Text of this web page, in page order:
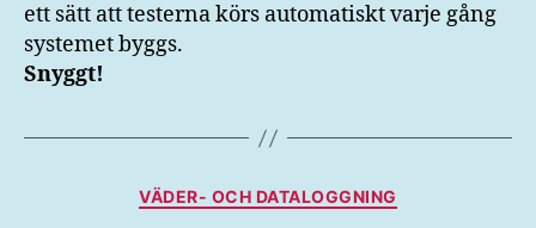
ett sätt att testerna körs automatiskt varje gång
systemet byggs.
Snyggt!
Kategorier
VÄDER- OCH DATALOGGNING